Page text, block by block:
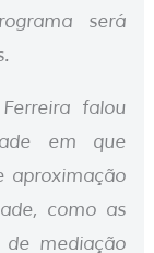
será
falou
em que
aproximação
como as
mediação